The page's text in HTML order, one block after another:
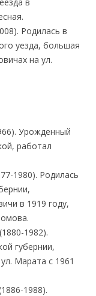
Родилась в
уезда, большая
на ул.
Урожденный
работал
1980). Родилась
в 1919 году,
1982).
губернии,
Марата с 1961
1988).